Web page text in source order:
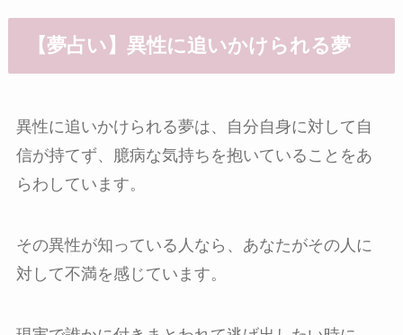
【夢占い】異性に追いかけられる夢
異性に追いかけられる夢は、自分自身に対して自
信が持てず、臆病な気持ちを抱いていることをあ
らわしています。
その異性が知っている人なら、あなたがその人に
対して不満を感じています。